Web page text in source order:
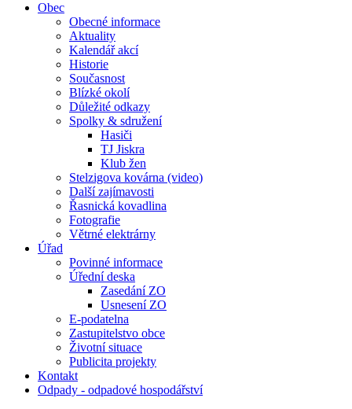
Obec
Obecné informace
Aktuality
Kalendář akcí
Historie
Současnost
Blízké okolí
Důležité odkazy
Spolky & sdružení
Hasiči
TJ Jiskra
Klub žen
Stelzigova kovárna (video)
Další zajímavosti
Řasnická kovadlina
Fotografie
Větrné elektrárny
Úřad
Povinné informace
Úřední deska
Zasedání ZO
Usnesení ZO
E-podatelna
Zastupitelstvo obce
Životní situace
Publicita projekty
Kontakt
Odpady - odpadové hospodářství